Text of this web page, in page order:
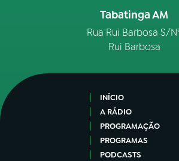
Tabatinga AM
Rua Rui Barbosa S/
Rui Barbosa
INÍCIO
A RÁDIO
PROGRAMAÇÃO
PROGRAMAS
PODCASTS